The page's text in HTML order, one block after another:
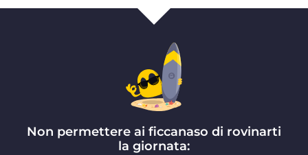
Non permettere ai ficcanaso di rovinarti
la giornata: